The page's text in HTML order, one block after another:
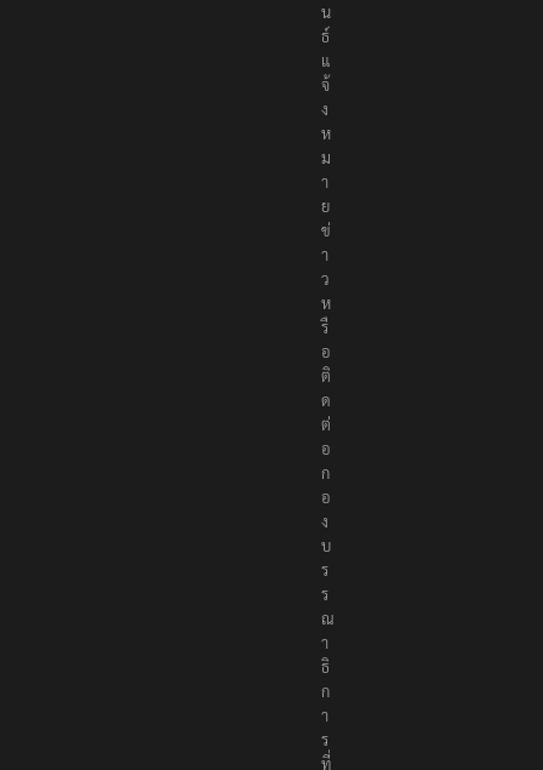
น
ธ์
แ
จ้
ง
ห
ม
า
ย
ข่
า
ว
ห
รื
อ
ติ
ด
ต่
อ
ก
อ
ง
บ
ร
ร
ณ
า
ธิ
ก
า
ร
ที่